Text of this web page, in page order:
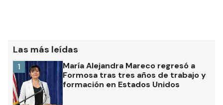
Las más leídas
María Alejandra Mareco regresó a
Formosa tras tres años de trabajo y
formación en Estados Unidos
1